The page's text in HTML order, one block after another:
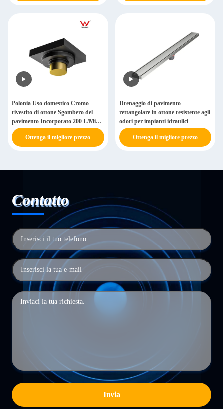
Polonia Uso domestico Cromo
rivestito di ottone Sgombero del
pavimento Incorporato 200 L/Min
Tasso di flusso di acqua
Ottenga il migliore prezzo
Drenaggio di pavimento
rettangolare in ottone resistente agli
odori per impianti idraulici
Ottenga il migliore prezzo
Contatto
Invia